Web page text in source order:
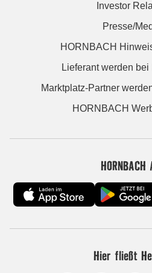
Investor
Presse/
HORNBACH
Lieferant werden
Marktplatz-Partner
HORNBACH
HORNBACH
Hier fließt